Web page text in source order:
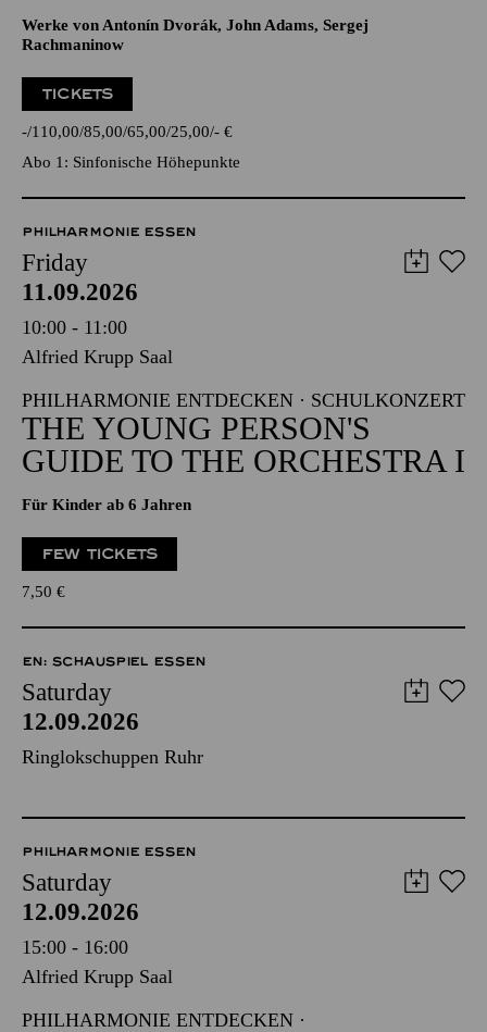
Werke von Antonín Dvorák, John Adams, Sergej
Rachmaninow
TICKETS
- 110,00 85,00 65,00 25,00 - €
Abo 1: Sinfonische Höhepunkte
PHILHARMONIE ESSEN
Friday
11.09.2026
10:00 - 11:00
Alfried Krupp Saal
PHILHARMONIE ENTDECKEN · SCHULKONZERT
THE YOUNG PERSON'S
GUIDE TO THE ORCHESTRA I
Für Kinder ab 6 Jahren
FEW TICKETS
7,50 €
EN: SCHAUSPIEL ESSEN
Saturday
12.09.2026
Ringlokschuppen Ruhr
PHILHARMONIE ESSEN
Saturday
12.09.2026
15:00 - 16:00
Alfried Krupp Saal
PHILHARMONIE ENTDECKEN ·